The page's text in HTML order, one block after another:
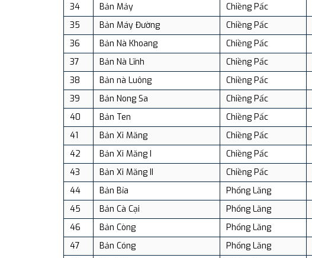
34
Bản Mảy Chiềng Pấc
35
Bản Máy Đường Chiềng Pấc
36
Bản Nà Khoang Chiềng Pấc
37
Bản Nà Lĩnh Chiềng Pấc
38
Bản nà Luông Chiềng Pấc
39
Bản Nong Sa Chiềng Pấc
40
Bản Ten Chiềng Pấc
41
Bản Xi Măng Chiềng Pấc
42
Bản Xi Măng I Chiềng Pấc
43
Bản Xi Măng II Chiềng Pấc
44
Bản Bỉa Phổng Lăng
45
Bản Cà Cại Phổng Lăng
46
Bản Còng Phổng Lăng
47
Bản Cóng Phổng Lăng